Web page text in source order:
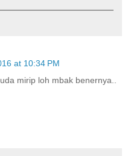
at 10:34 PM
mirip loh mbak benernya..